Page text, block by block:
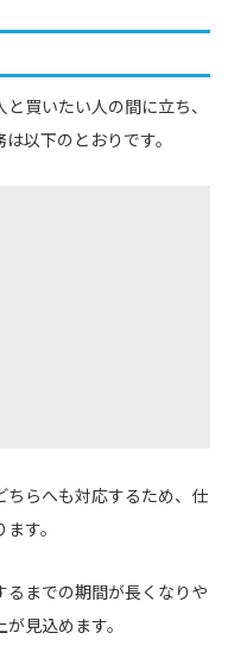
買いたい人の間に立ち、
以下のとおりです。
らへも対応するため、仕
す。
るまでの期間が長くなりや
見込めます。